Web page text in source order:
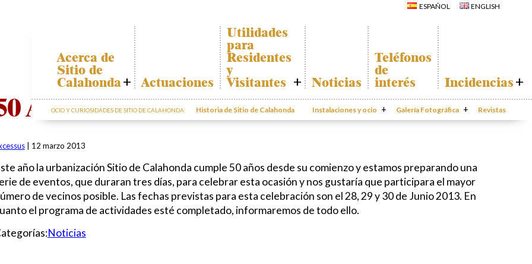
ESPAÑOL ENGLISH
Acerca de
Sitio de
Calahonda
Quiénes somos
Junta Directiva
Actas e
Informes
Anuales
Sitio de
Calahonda en
cifras
Actuaciones
Utilidades
para
Residentes
y
Visitantes
Plano de
Calahonda
Transporte
Información
sobre podas
Noticias
Teléfonos
de
interés Incidencias
Incidencias
App Gecor
OCIO Y CURIOSIDADES DE SITIO DE CALAHONDA: Historia de Sitio de Calahonda Instalaciones y ocio
Parque Calahonda
Senda litoral Mijas
Ruta a pie
singulares
Parque Canino
Galería Fotográfica
Iglesia de San
Miguel
Parques de Sitio de
Vivero de
Calahonda
Revistas
Aniversario
12 marzo 2013
año la urbanización Sitio de Calahonda cumple 50 años desde su comienzo y estamos preparando una
de eventos, que duraran tres días, para celebrar esta ocasióny nos gustaría que participara el mayor
de vecinos posible. Las fechas previstas para esta celebración son el 28, 29 y 30 de Junio 2013. En
el programa de actividades esté completado, informaremos de todo ello.
Noticias